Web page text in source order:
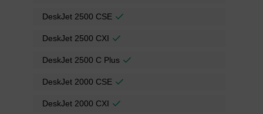
DeskJet 2500 CSE
DeskJet 2500 CXI
DeskJet 2500 C Plus
DeskJet 2000 CSE
DeskJet 2000 CXI